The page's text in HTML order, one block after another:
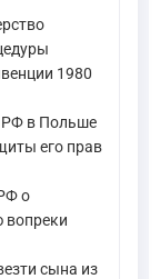
1980
РФ в Польше
его прав
о
вопреки
сына из